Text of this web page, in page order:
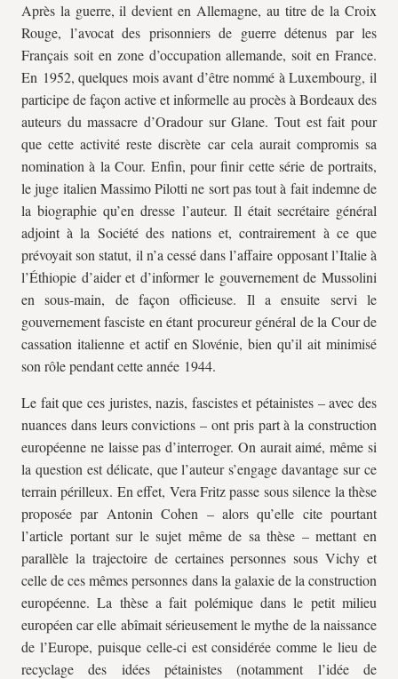
Après la guerre, il devient en Allemagne, au titre de la Croix
Rouge, l’avocat des prisonniers de guerre détenus par les
Français soit en zone d’occupation allemande, soit en France.
En 1952, quelques mois avant d’être nommé à Luxembourg, il
participe de façon active et informelle au procès à Bordeaux des
auteurs du massacre d’Oradour sur Glane. Tout est fait pour
que cette activité reste discrète car cela aurait compromis sa
nomination à la Cour. Enfin, pour finir cette série de portraits,
le juge italien Massimo Pilotti ne sort pas tout à fait indemne de
la biographie qu’en dresse l’auteur. Il était secrétaire général
adjoint à la Société des nations et, contrairement à ce que
prévoyait son statut, il n’a cessé dans l’affaire opposant l’Italie à
l’Éthiopie d’aider et d’informer le gouvernement de Mussolini
en sous-main, de façon officieuse. Il a ensuite servi le
gouvernement fasciste en étant procureur général de la Cour de
cassation italienne et actif en Slovénie, bien qu’il ait minimisé
son rôle pendant cette année 1944.
Le fait que ces juristes, nazis, fascistes et pétainistes – avec des
nuances dans leurs convictions – ont pris part à la construction
européenne ne laisse pas d’interroger. On aurait aimé, même si
la question est délicate, que l’auteur s’engage davantage sur ce
terrain périlleux. En effet, Vera Fritz passe sous silence la thèse
proposée par Antonin Cohen – alors qu’elle cite pourtant
l’article portant sur le sujet même de sa thèse – mettant en
parallèle la trajectoire de certaines personnes sous Vichy et
celle de ces mêmes personnes dans la galaxie de la construction
européenne. La thèse a fait polémique dans le petit milieu
européen car elle abîmait sérieusement le mythe de la naissance
de l’Europe, puisque celle-ci est considérée comme le lieu de
recyclage des idées pétainistes (notamment l’idée de